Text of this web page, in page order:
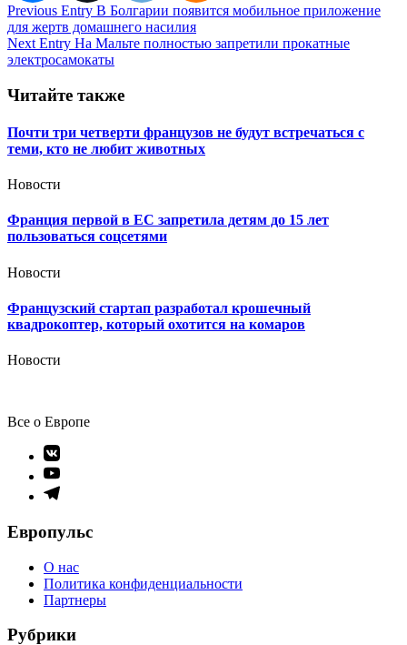
Навигация
по
записям
Previous Entry В Болгарии появится мобильное приложение
для жертв домашнего насилия
Next Entry На Мальте полностью запретили прокатные
электросамокаты
Читайте также
Почти три четверти французов не будут встречаться с
теми, кто не любит животных
Новости
Франция первой в ЕС запретила детям до 15 лет
пользоваться соцсетями
Новости
Французский стартап разработал крошечный
квадрокоптер, который охотится на комаров
Новости
Все о Европе
Элемент
меню
Элемент
меню
Элемент
Европульс
О нас
Политика конфиденциальности
Партнеры
Рубрики